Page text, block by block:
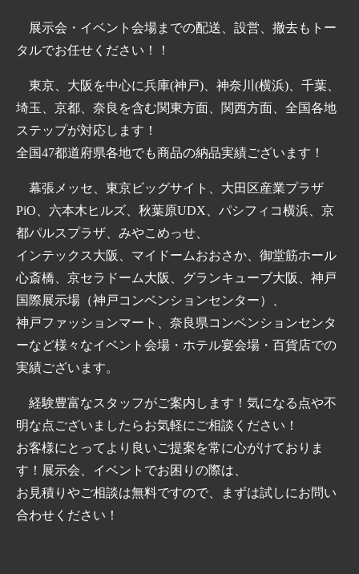
展示会・イベント会場までの配送、設営、撤去もトー
タルでお任せください！！
東京、大阪を中心に兵庫(神戸)、神奈川(横浜)、千葉、
埼玉、京都、奈良を含む関東方面、関西方面、全国各地
ステップが対応します！
全国47都道府県各地でも商品の納品実績ございます！
幕張メッセ、東京ビッグサイト、大田区産業プラザ
PiO、六本木ヒルズ、秋葉原UDX、パシフィコ横浜、京
都パルスプラザ、みやこめっせ、
インテックス大阪、マイドームおおさか、御堂筋ホール
心斎橋、京セラドーム大阪、グランキューブ大阪、神戸
国際展示場（神戸コンベンションセンター）、
神戸ファッションマート、奈良県コンベンションセンタ
ーなど様々なイベント会場・ホテル宴会場・百貨店での
実績ございます。
経験豊富なスタッフがご案内します！気になる点や不
明な点ございましたらお気軽にご相談ください！
お客様にとってより良いご提案を常に心がけておりま
す！展示会、イベントでお困りの際は、
お見積りやご相談は無料ですので、まずは試しにお問い
合わせください！